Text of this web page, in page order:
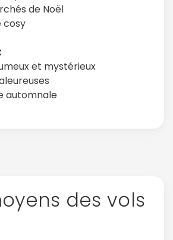
de Noël
cosy
et mystérieux
automnale
des vols